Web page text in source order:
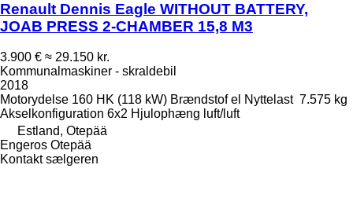
Renault Dennis Eagle WITHOUT BATTERY,
JOAB PRESS 2-CHAMBER 15,8 M3
3.900 € ≈ 29.150 kr.
Kommunalmaskiner - skraldebil
2018
Motorydelse 160 HK (118 kW) Brændstof el Nyttelast 7.575 kg
Akselkonfiguration 6x2 Hjulophæng luft/luft
Estland, Otepää
Engeros Otepää
Kontakt sælgeren